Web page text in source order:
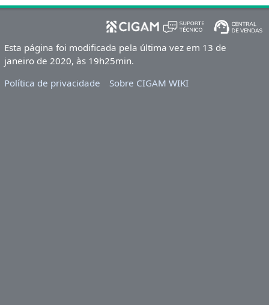
Esta página foi modificada pela última vez em 13 de
janeiro de 2020, às 19h25min.
Política de privacidade
Sobre CIGAM WIKI